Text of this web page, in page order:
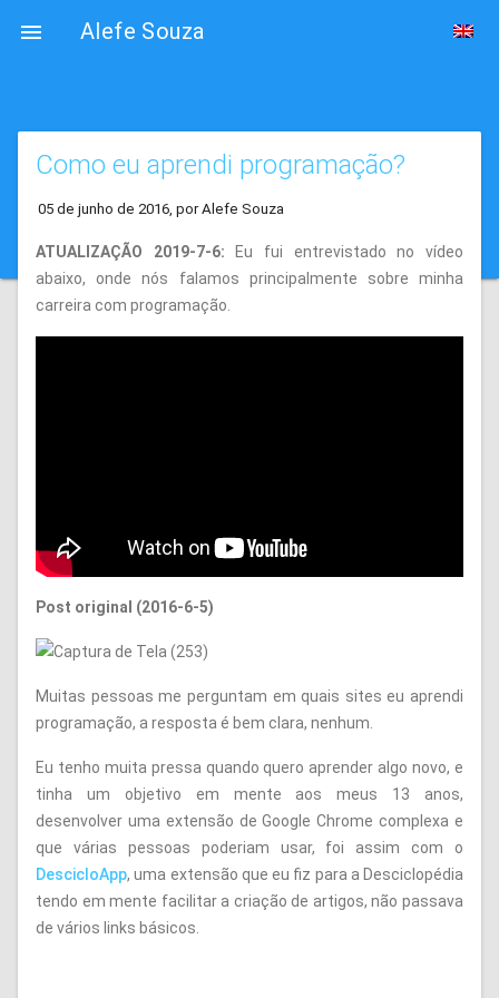
 Alefe Souza
Como eu aprendi programação?
05 de junho de 2016, por Alefe Souza
ATUALIZAÇÃO 2019-7-6: Eu fui entrevistado no vídeo
abaixo, onde nós falamos principalmente sobre minha
carreira com programação.
Post original (2016-6-5)
Muitas pessoas me perguntam em quais sites eu aprendi
programação, a resposta é bem clara, nenhum.
Eu tenho muita pressa quando quero aprender algo novo, e
tinha um objetivo em mente aos meus 13 anos,
desenvolver uma extensão de Google Chrome complexa e
que várias pessoas poderiam usar, foi assim com o
DescicloApp, uma extensão que eu fiz para a Desciclopédia
tendo em mente facilitar a criação de artigos, não passava
de vários links básicos.